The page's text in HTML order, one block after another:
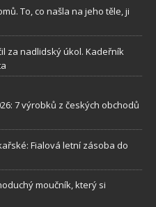
To, co našla na jeho těle, ji
za nadlidský úkol. Kadeřník
7 výrobků z českých obchodů
Fialová letní zásoba do
moučník, který si